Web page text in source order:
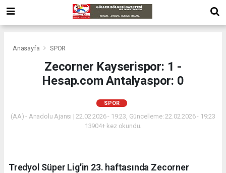
Anasayfa SPOR
Zecorner Kayserispor: 1 -
Hesap.com Antalyaspor: 0
SPOR
(AA) - Anadolu Ajansı | 22.02.2026 - 19:23, Güncelleme: 22.02.2026 - 19:23
13904+ kez okundu.
Tredyol Süper Lig'in 23. haftasında Zecorner